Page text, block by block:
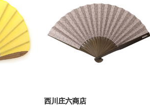
西川庄六商店